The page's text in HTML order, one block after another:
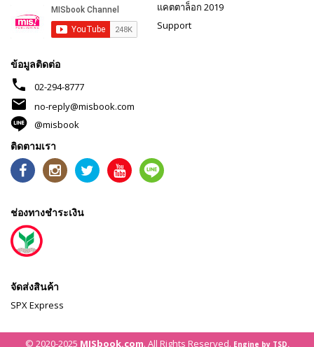
แคตตาล็อก 2019
Support
ข้อมูลติดต่อ
phone 02-294-8777
mail
no-reply@misbook.com
@misbook
ติดตามเรา
ช่องทางชำระเงิน
จัดส่งสินค้า
SPX Express
© 2020-2025 MISbook.com. All Rights Reserved. Engine by TSD.